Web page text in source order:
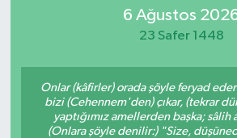
6 Ağustos
23 Safer 1448
Onlar (kâfirler) orada şöyle feryad
bizi (Cehennem'den) çıkar, (tekrar
yaptığımız amellerden başka;
(Onlara şöyle denilir:) "Size,
Teknoloji
TRABZON